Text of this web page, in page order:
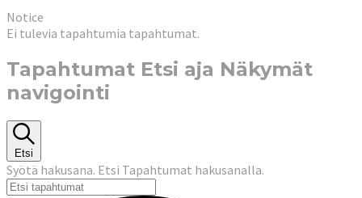
Notice
Ei tulevia tapahtumia tapahtumat.
Tapahtumat Etsi aja Näkymät
navigointi
Etsi
Syötä hakusana. Etsi Tapahtumat hakusanalla.